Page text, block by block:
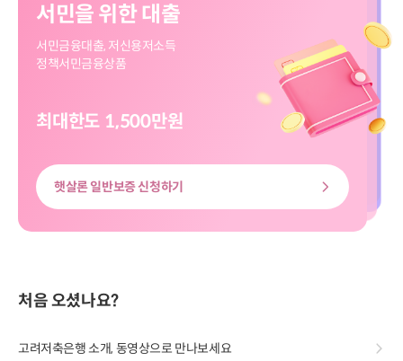
서민을 위한 대출
서민금융대출, 저신용저소득
정책서민금융상품
최대한도 1,500만원
햇살론 일반보증 신청하기
직장인 신규대출
대출신청부터 송금까지
쉽고 빠르게
최대한도 8천만원
신용대출 신청하기
보고파플러스 파킹통장
입출금 자유!
하루만 맡겨도 이자가 쏠쏠
최고 3.20%
마이버킷 정기적금
나의 버킷리스트를 이뤄줄
마이버킷 정기적금
최고금리 3.00%
마이버킷정기적금 살펴보기
서민을 위한 대출
최대한도 1,500만원
햇살론 일반보증 신청하기
직장인 신규대출
최대한도 8천만원
신용대출 신청하기
처음 오셨나요?
고려저축은행 소개, 동영상으로 만나보세요